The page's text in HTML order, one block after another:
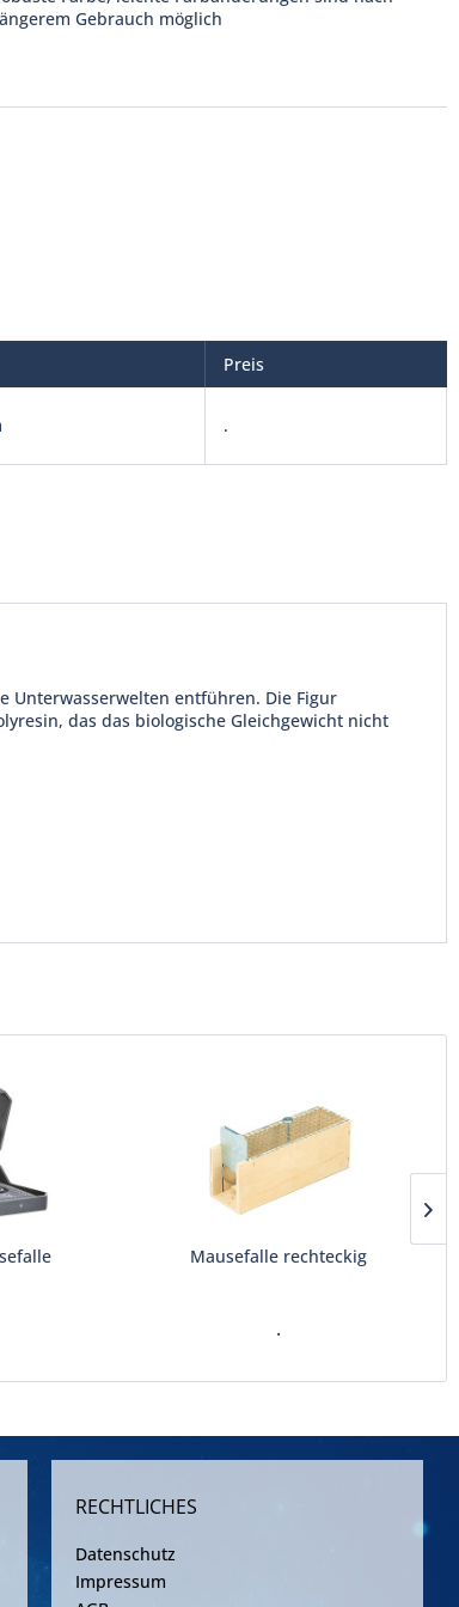
Gebrauch möglich
Preis
.
Unterwasserwelten entführen. Die Figur
das das biologische Gleichgewicht nicht
Mausefalle rechteckig
.
RECHTLICHES
Datenschutz
Impressum